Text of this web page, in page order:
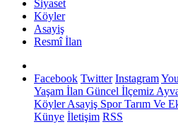
Siyaset
Köyler
Asayiş
Resmî İlan
Facebook Twitter Instagram
Yaşam İlan Güncel İlçemiz
KöylerAsayiş SporTarım Ve
Künye İletişim RSS